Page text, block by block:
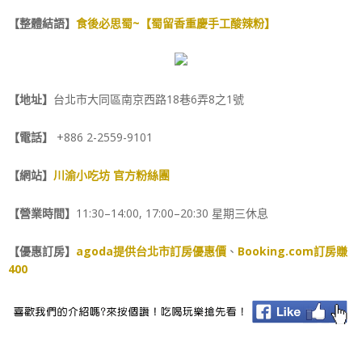
【整體結語】 食後必思蜀~【蜀留香重慶手工酸辣粉】
【地址】 台北市大同區南京西路18巷6弄8之1號
【電話】 +886 2-2559-9101
【網站】 川渝小吃坊 官方粉絲團
【營業時間】 11:30–14:00, 17:00–20:30 星期三休息
【優惠訂房】 agoda提供台北市訂房優惠價 、 Booking.com訂房賺
400